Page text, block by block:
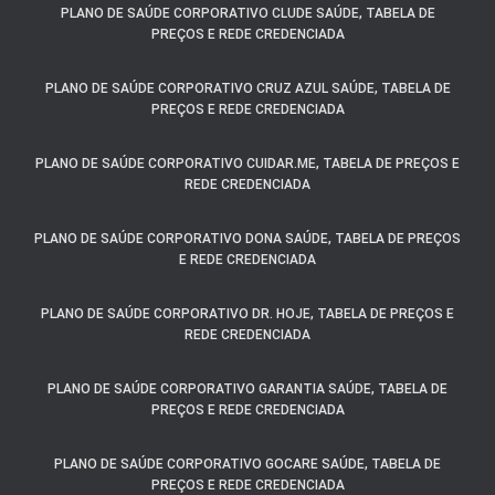
PLANO DE SAÚDE CORPORATIVO CLUDE SAÚDE, TABELA DE
PREÇOS E REDE CREDENCIADA
PLANO DE SAÚDE CORPORATIVO CRUZ AZUL SAÚDE, TABELA DE
PREÇOS E REDE CREDENCIADA
PLANO DE SAÚDE CORPORATIVO CUIDAR.ME, TABELA DE PREÇOS E
REDE CREDENCIADA
PLANO DE SAÚDE CORPORATIVO DONA SAÚDE, TABELA DE PREÇOS
E REDE CREDENCIADA
PLANO DE SAÚDE CORPORATIVO DR. HOJE, TABELA DE PREÇOS E
REDE CREDENCIADA
PLANO DE SAÚDE CORPORATIVO GARANTIA SAÚDE, TABELA DE
PREÇOS E REDE CREDENCIADA
PLANO DE SAÚDE CORPORATIVO GOCARE SAÚDE, TABELA DE
PREÇOS E REDE CREDENCIADA